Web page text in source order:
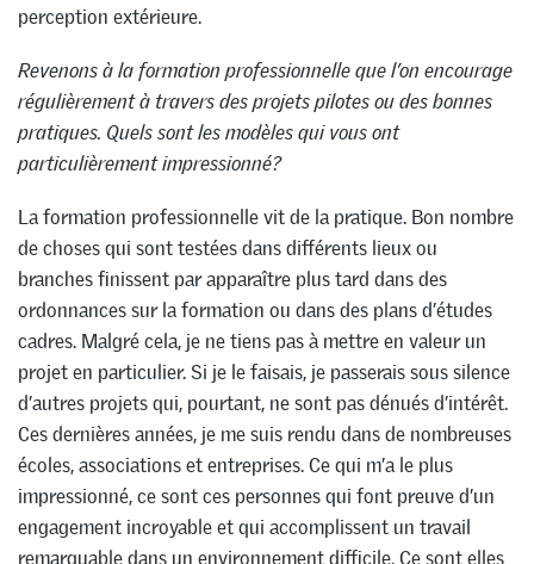
perception extérieure.
Revenons à la formation professionnelle que l’on encourage
régulièrement à travers des projets pilotes ou des bonnes
pratiques. Quels sont les modèles qui vous ont
particulièrement impressionné?
La formation professionnelle vit de la pratique. Bon nombre
de choses qui sont testées dans différents lieux ou
branches finissent par apparaître plus tard dans des
ordonnances sur la formation ou dans des plans d’études
cadres. Malgré cela, je ne tiens pas à mettre en valeur un
projet en particulier. Si je le faisais, je passerais sous silence
d’autres projets qui, pourtant, ne sont pas dénués d’intérêt.
Ces dernières années, je me suis rendu dans de nombreuses
écoles, associations et entreprises. Ce qui m’a le plus
impressionné, ce sont ces personnes qui font preuve d’un
engagement incroyable et qui accomplissent un travail
remarquable dans un environnement difficile. Ce sont elles